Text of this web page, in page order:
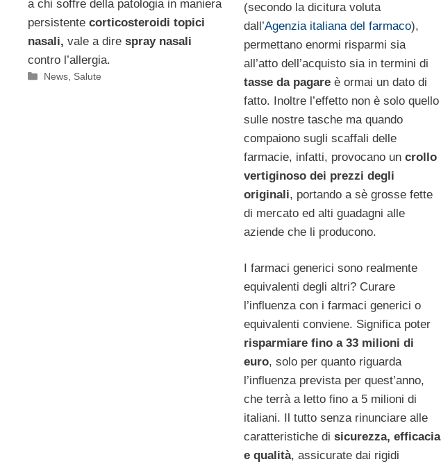
a chi soffre della patologia in maniera
persistente corticosteroidi topici
nasali, vale a dire spray nasali
contro l’allergia.
Categorie
News Salute
(secondo la dicitura voluta
dall’Agenzia italiana del farmaco),
permettano enormi risparmi sia
all’atto dell’acquisto sia in termini di
tasse da pagare è ormai un dato di
fatto. Inoltre l’effetto non è solo quello
sulle nostre tasche ma quando
compaiono sugli scaffali delle
farmacie, infatti, provocano un crollo
vertiginoso dei prezzi degli
originali, portando a sè grosse fette
di mercato ed alti guadagni alle
aziende che li producono.
I farmaci generici sono realmente
equivalenti degli altri? Curare
l’influenza con i farmaci generici o
equivalenti conviene. Significa poter
risparmiare fino a 33 milioni di
euro, solo per quanto riguarda
l’influenza prevista per quest’anno,
che terrà a letto fino a 5 milioni di
italiani. Il tutto senza rinunciare alle
caratteristiche di sicurezza, efficacia
e qualità, assicurate dai rigidi